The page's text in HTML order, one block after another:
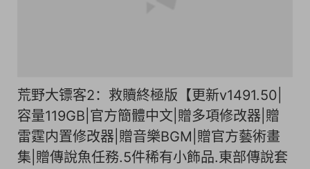
荒野大镖客2：救贖終極版【更新v1491.50|
容量119GB|官方簡體中文|贈多項修改器|贈
雷霆内置修改器|贈音樂BGM|贈官方藝術畫
集|贈傳說魚任務.5件稀有小飾品.東部傳說套